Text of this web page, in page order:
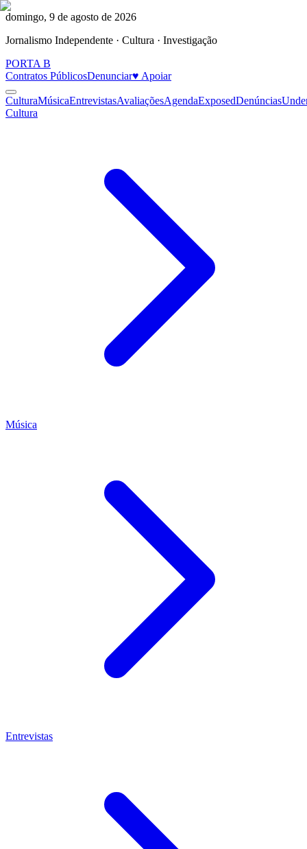
domingo, 9 de agosto de 2026
Jornalismo Independente · Cultura · Investigação
PORTA B
Contratos PúblicosDenunciar♥ Apoiar
CulturaMúsicaEntrevistasAvaliaçõesAgendaExposedDenúncias
Cultura
Música
Entrevistas